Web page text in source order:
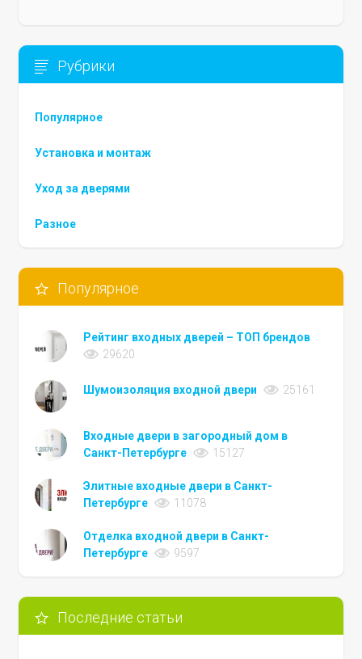
Рубрики
Популярное
Установка и монтаж
Уход за дверями
Разное
Популярное
Рейтинг входных дверей – ТОП брендов
29620
Шумоизоляция входной двери 25161
Входные двери в загородный дом в
Санкт-Петербурге
15127
Элитные входные двери в Санкт-
Петербурге
11078
Отделка входной двери в Санкт-
Петербурге
9597
Последние статьи